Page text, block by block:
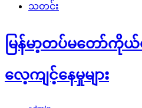
သတင်း
မြန်မာ့တပ်မတော်ကိုယ်စ
လေ့ကျင့်နေမှုများ